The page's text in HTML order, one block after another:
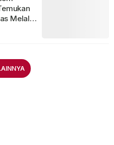
Melalui